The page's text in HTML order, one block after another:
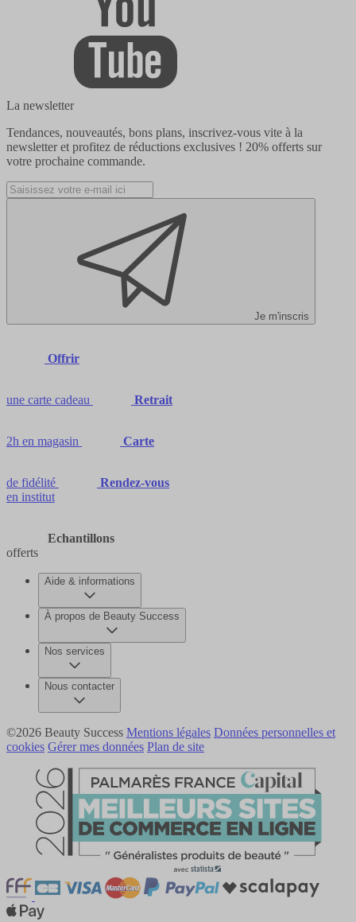
La newsletter
Tendances, nouveautés, bons plans, inscrivez-vous vite à la
newsletter et profitez de réductions exclusives ! 20% offerts sur
votre prochaine commande.
Je m'inscris
Offrir
une carte cadeau Retrait
2h en magasin Carte
de fidélité
Rendez-vous
en institut
Echantillons
offerts
Aide & informations
À propos de Beauty Success
Nos services
Nous contacter
©2026 Beauty Success Mentions légales Données personnelles et
cookies Gérer mes données Plan de site